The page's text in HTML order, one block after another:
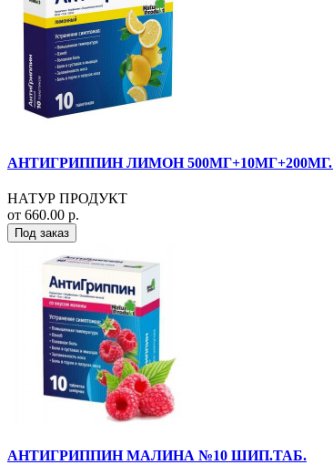
АНТИГРИППИН ЛИМОН
НАТУР ПРОДУКТ
от 660.00 р.
Под заказ
АНТИГРИППИН МАЛИНА №10 ШИП.ТАБ.